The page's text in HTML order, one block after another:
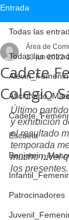
Entrada
Todas las
Escuela
Patrocinadores
Todas las
Cadete
Colegio
Área de
13 jun 2022
Último
y exhibición
el resultado
temporada
mucho nivel
los presentes.